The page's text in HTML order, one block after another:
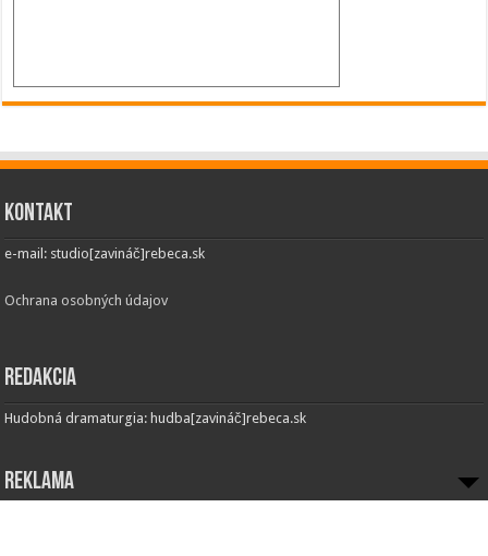
Kontakt
e-mail: studio[zavináč]rebeca.sk
Ochrana osobných údajov
Redakcia
Hudobná dramaturgia: hudba[zavináč]rebeca.sk
Reklama